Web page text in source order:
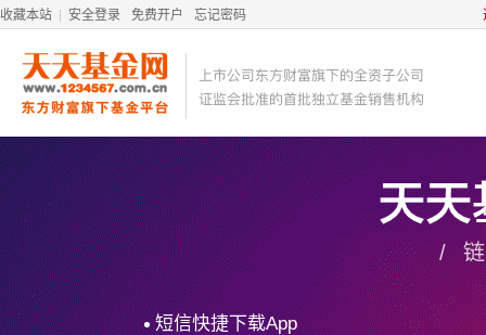
收藏本站 安全登录 免费开户 忘记密码
/
短信快捷下载App